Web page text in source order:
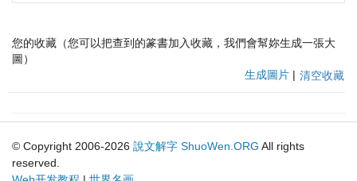
您的收藏（您可以把查到的篆書加入收藏，我們會幫妳生成一張大
圖）
生成圖片 | 清空收藏
© Copyright 2006-2026 說文解字 ShuoWen.ORG All rights
reserved.